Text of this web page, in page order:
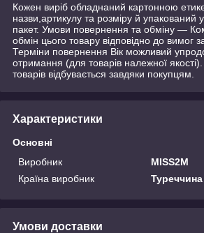
Кожен виріб обладнаний картонною
назви,артикулу та розміру й упакований
пакет. Умови повернення та обміну —
обмін цього товару відповідно до вимог
Терміни повернення Вік можливий
отримання (для товарів належної
товарів відбувається завдяки покупцям.
Характеристики
Основні
Виробник
MISS2M
Країна виробник
Туреччина
Умови доставки